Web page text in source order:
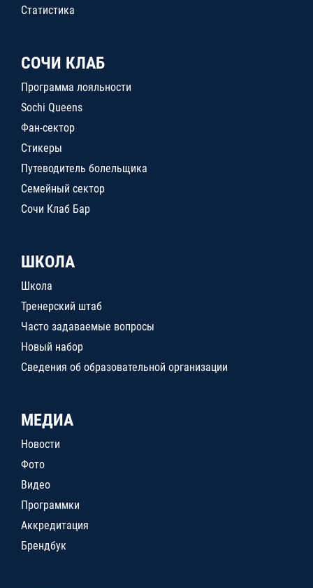
Статистика
СОЧИ КЛАБ
Программа лояльности
Sochi Queens
Фан-сектор
Стикеры
Путеводитель болельщика
Семейный сектор
Сочи Клаб Бар
ШКОЛА
Школа
Тренерский штаб
Часто задаваемые вопросы
Новый набор
Сведения об образовательной организации
МЕДИА
Новости
Фото
Видео
Программки
Аккредитация
Брендбук